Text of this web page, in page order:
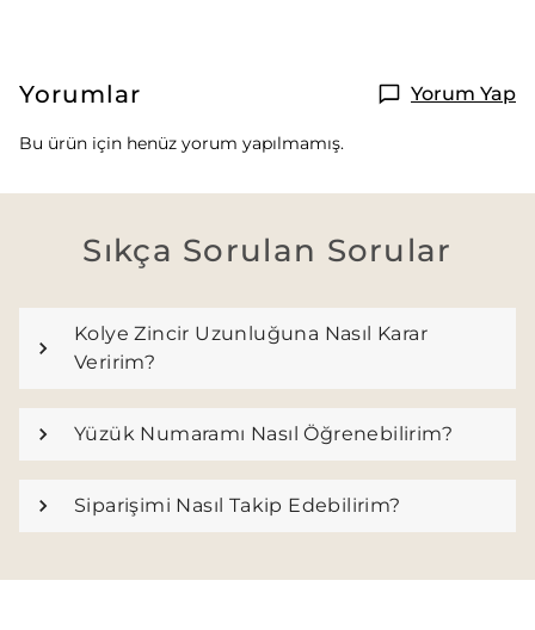
Yorumlar Yorum Yap
Bu ürün için henüz yorum yapılmamış.
Sıkça Sorulan Sorular
Kolye Zincir Uzunluğuna Nasıl Karar
Veririm?
Yüzük Numaramı Nasıl Öğrenebilirim?
Siparişimi Nasıl Takip Edebilirim?